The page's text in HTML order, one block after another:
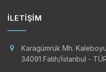
İLETIŞIM
Karagümrük Mh.
34091 Fatih/İstanbul -